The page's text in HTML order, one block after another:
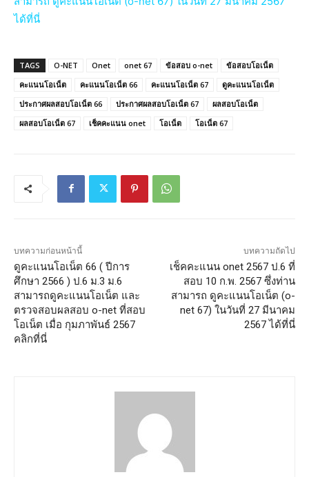
ได้ที่นี่
TAGS O-NET Onet onet 67 ข้อสอบ o-net
ข้อสอบโอเน็ต
คะแนนโอเน็ต
คะแนนโอเน็ต 66 คะแนนโอเน็ต 67
ดูคะแนนโอเน็ต
ประกาศผลสอบโอเน็ต 66
ประกาศผลสอบโอเน็ต 67
ผลสอบโอเน็ต
ผลสอบโอเน็ต 67
เช็คคะแนน onet โอเน็ต โอเน็ต 67
บทความก่อนหน้านี้
ดูคะแนนโอเน็ต 66 ( ปีการ
ศึกษา 2566 ) ป.6 ม.3 ม.6
สามารถดูคะแนนโอเน็ต และ
ตรวจสอบผลสอบ o-net ที่สอบ
โอเน็ต เมื่อ กุมภาพันธ์ 2567
คลิกที่นี่
บทความถัดไป
เช็คคะแนน onet 2567 ป.6 ที่
สอบ 10 ก.พ. 2567 ซึ่งท่าน
สามารถ ดูคะแนนโอเน็ต (o-
net 67) ในวันที่ 27 มีนาคม
2567 ได้ที่นี่